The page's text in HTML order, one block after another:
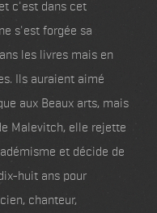
c'est dans cet
s'est forgée sa
les livres mais en
Ils auraient aimé
aux Beaux arts, mais
Malevitch, elle rejette
et décide de
huit ans pour
chanteur,